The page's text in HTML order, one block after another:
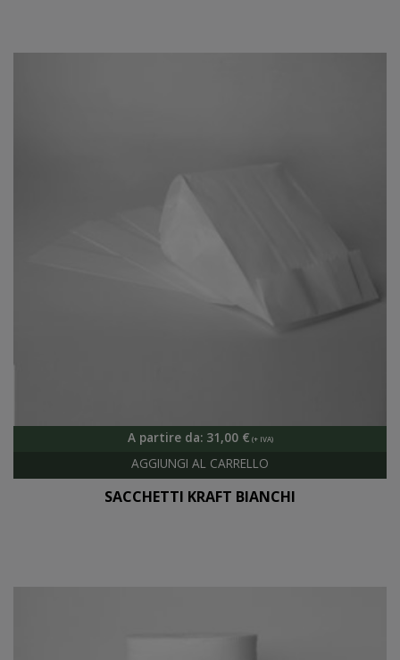
A partire da: 31,00 €
SACCHETTI KRAFT BIANCHI